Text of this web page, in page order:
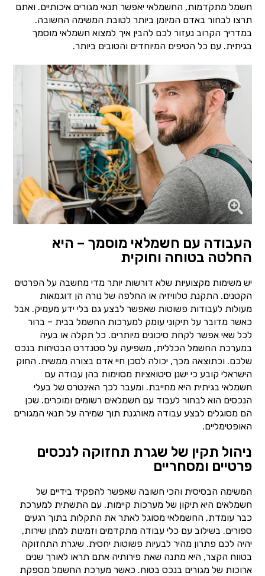
חשמל מתקדמות, החשמלאי יאפשר תנאי מגורים איכותיים. ואתם
תרצו לבחור באדם המיומן ביותר לטובת המשימה החשובה.
במדריך הקרוב נעזור לכם להבין איך למצוא חשמלאי מוסמך
בגיתית. עם כל הטיפים המיוחדים והטובים ביותר.
העבודה עם חשמלאי מוסמך – היא
החלטה בטוחה וחוקית
יש משימות מקצועיות שלא דורשות יותר מדי מחשבה על הפרטים
הקטנים. התקנת טלוויזיה או החלפה של נורה הן דוגמאות
מעולות לעבודות פשוטות שאפשר לבצע גם בלי ידע מעמיק. אבל
כאשר מדובר על תיקוני עומק למערכות החשמל בבית – ברור
לכל שאי אפשר לקחת סיכונים מיותרים. כל תקלה או בעיה
במערכת החשמל הכללית, משפיעה על סטנדרט הבטיחות בנכס
שלכם. וכתוצאה מכך, יכולה לסכן חיי אדם בצורה ממשית. החוק
הישראלי קובע כי ישנן סיטואציות מסוימות בהן עבודה עם
חשמלאי בגיתית היא מחייבת. ומעבר לכך האינטרס של בעלי
הנכסים הוא לבחור לעבוד עם חשמלאים רשומים ומוכרים. שכן
הם מסוגלים לבצע עבודה מאורגנת תוך שמירה על תנאי המגורים
האופטימליים.
ניהול תקין של שגרת תחזוקה לנכסים
פרטיים ומסחריים
המשימה הבסיסית והכי חשובה שאפשר להפקיד בידיים של
חשמלאים היא תיקון של מערכות קיימות. עם התשתית למערכת
כבר עומדת, החשמלאי מסוגל לאתר את התקלות בתוך רגעים
ספורים. בשילוב עם כלי עבודה מתקדמים וזמינות למתן שירות,
יהיה לכם פתרון מהיר לבעיות פשוטות יחסית. שיגרת התחזוקה
בטווח הקצר, היא מתנה שאת פירותיה אתם תראו לאורך שנים
ארוכות של מגורים בנכס בטוח. כאשר מערכת החשמל מספקת